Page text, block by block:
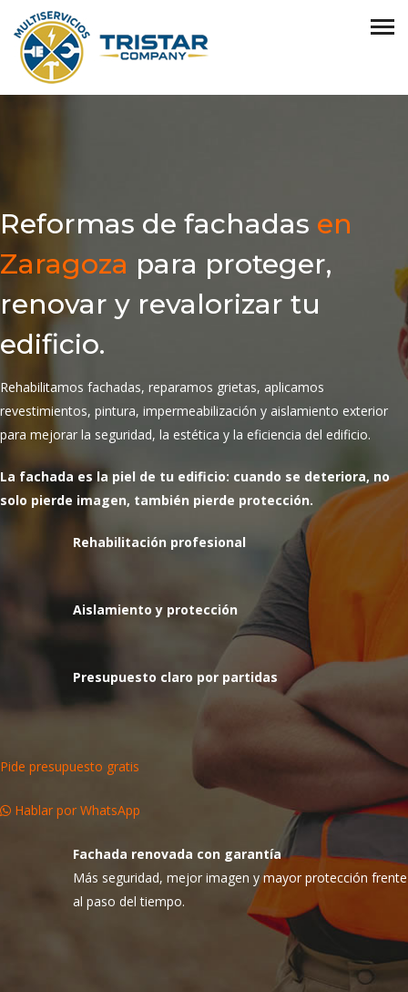
Reformas de fachadas en
Zaragoza para proteger,
renovar y revalorizar tu
edificio.
Rehabilitamos fachadas, reparamos grietas, aplicamos
revestimientos, pintura, impermeabilización y aislamiento exterior
para mejorar la seguridad, la estética y la eficiencia del edificio.
La fachada es la piel de tu edificio: cuando se deteriora, no
solo pierde imagen, también pierde protección.
Rehabilitación profesional
Aislamiento y protección
Presupuesto claro por partidas
Pide presupuesto gratis
Hablar por WhatsApp
Fachada renovada con garantía
Más seguridad, mejor imagen y mayor protección frente
al paso del tiempo.